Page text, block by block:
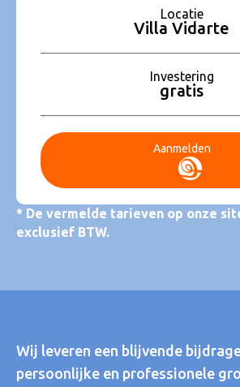
Locatie
Villa Vidarte
Investering
gratis
Aanmelden
* De vermelde tarieven op onze
exclusief BTW.
Wij leveren een blijvende
persoonlijke en professionele